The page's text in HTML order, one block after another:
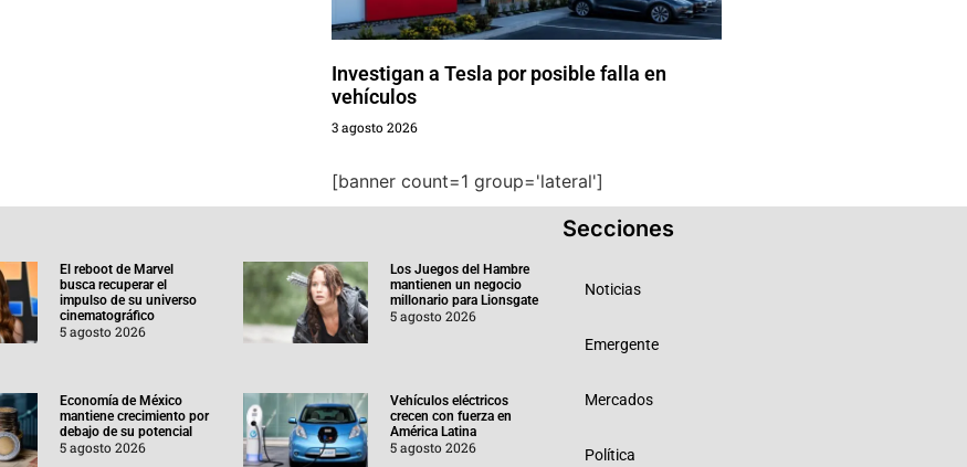
Investigan a Tesla por posible falla en
vehículos
3 agosto 2026
[banner count=1 group='lateral']
El reboot de Marvel
busca recuperar el
impulso de su universo
cinematográfico
5 agosto 2026
Los Juegos del Hambre
mantienen un negocio
millonario para Lionsgate
5 agosto 2026
Economía de México
mantiene crecimiento por
debajo de su potencial
5 agosto 2026
Vehículos eléctricos
crecen con fuerza en
América Latina
5 agosto 2026
Secciones
Noticias
Emergente
Mercados
Política